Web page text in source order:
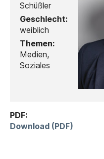
Schüßler
Geschlecht:
weiblich
Themen:
Medien,
Soziales
PDF:
Download (PDF)